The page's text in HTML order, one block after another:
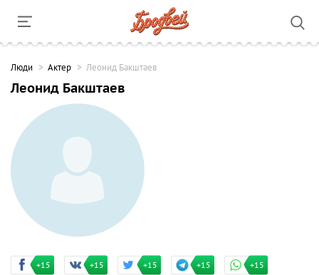
Люди Актер Леонид Бакштаев
Леонид Бакштаев
+15 +15 +15 +15 +15